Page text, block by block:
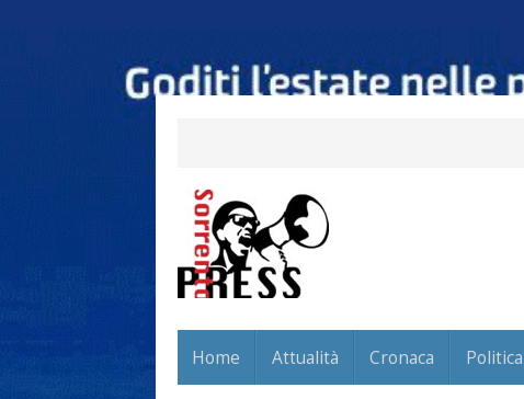
Home Attualità Cronaca Politica